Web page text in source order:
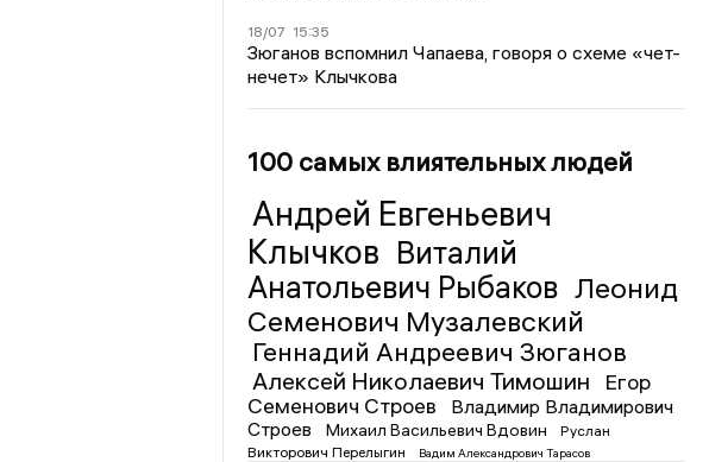
18/07 15:35
Зюганов вспомнил Чапаева, говоря о схеме «чет-
нечет» Клычкова
100 самых влиятельных людей
Андрей Евгеньевич
Клычков Виталий
Анатольевич Рыбаков Леонид
Семенович Музалевский
Геннадий Андреевич Зюганов
Алексей Николаевич Тимошин
Егор
Семенович Строев
Владимир Владимирович
Строев
Михаил Васильевич Вдовин
Руслан
Викторович Перелыгин
Вадим Александрович Тарасов